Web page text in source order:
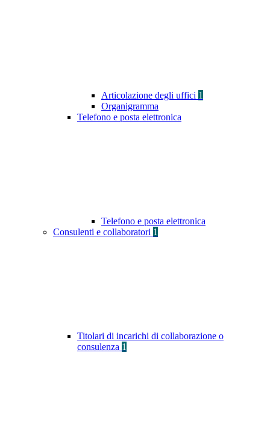
Articolazione degli uffici 1
Organigramma
Telefono e posta elettronica
Telefono e posta elettronica
Consulenti e collaboratori 1
Titolari di incarichi di collaborazione o
consulenza 1